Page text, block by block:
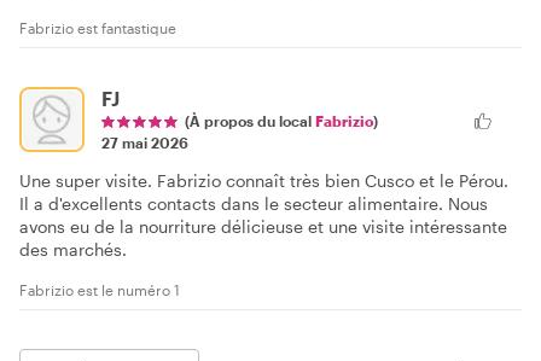
Fabrizio est fantastique
FJ
(À propos du local Fabrizio)
27 mai 2026
Une super visite. Fabrizio connaît très bien Cusco et le Pérou.
Il a d'excellents contacts dans le secteur alimentaire. Nous
avons eu de la nourriture délicieuse et une visite intéressante
des marchés.
Fabrizio est le numéro 1